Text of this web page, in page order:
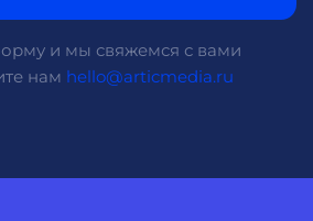
и мы свяжемся с вами
нам hello@articmedia.ru